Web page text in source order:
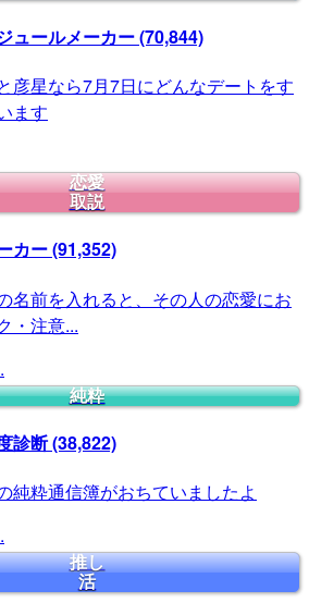
ュールメーカー(70,844)
彦星なら7月7日にどんなデートをす
ます
恋愛
取説
カー(91,352)
名前を入れると、その人の恋愛にお
・注意...
純粋
診断(38,822)
純粋通信簿がおちていましたよ
推し
活